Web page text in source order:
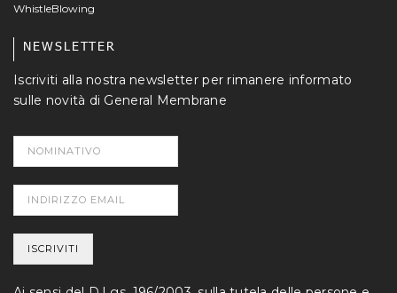
WhistleBlowing
NEWSLETTER
Iscriviti alla nostra newsletter per rimanere informato
sulle novità di General Membrane